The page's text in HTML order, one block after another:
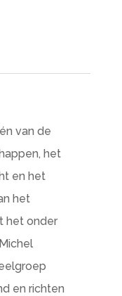
van de
het
en het
het
het onder
en richten